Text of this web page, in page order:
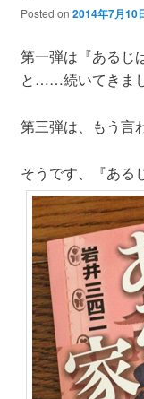
Posted on 2014年7月10
第一弾は『あるじ
と……続いてきま
第三弾は、もう言
そうです、『ある